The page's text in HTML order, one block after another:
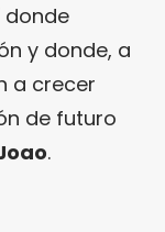
donde
y donde, a
a crecer
de futuro
.